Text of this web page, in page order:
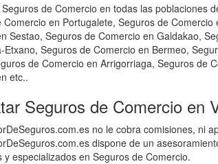
de Comercio en todas las poblaciones
Comercio en Portugalete, Seguros de
Sestao, Seguros de Comercio en Galdakao,
Etxano, Seguros de Comercio en Bermeo,
de Comercio en Arrigorriaga, Seguros de
etc..
Seguros de Comercio en
no le cobra comisiones, ni
dispone de un
y especializados en Seguros de Comercio.